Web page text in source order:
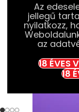
Az
jellegű
nyilatkozz,
az
18 ÉVES
18